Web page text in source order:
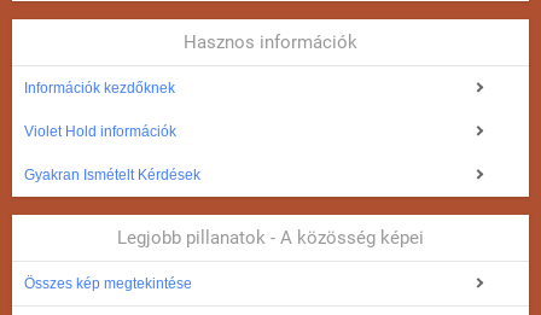
Hasznos információk
Információk kezdőknek
Violet Hold információk
Gyakran Ismételt Kérdések
Legjobb pillanatok - A közösség képei
Összes kép megtekintése